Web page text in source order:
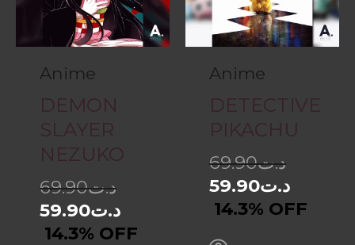
Anime
DEMON
SLAYER
NEZUKO
د.ت69.90
د.ت59.90
14.3% OFF
Anime
DETECTIVE
PIKACHU
د.ت69.90
د.ت59.90
14.3% OFF